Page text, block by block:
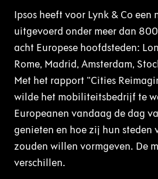
Ipsos heeft voor Lynk & Co een
uitgevoerd onder meer dan
acht Europese hoofdsteden:
Rome, Madrid, Amsterdam,
Met het rapport "Cities
wilde het mobiliteitsbedrijf te
Europeanen vandaag de dag
genieten en hoe zij hun steden
zouden willen vormgeven. De
verschillen.